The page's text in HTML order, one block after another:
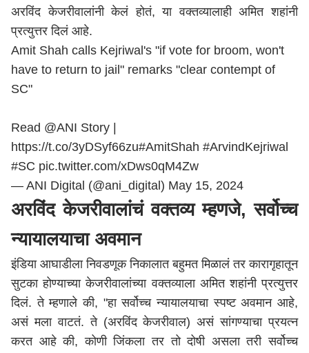
अरविंद केजरीवालांनी केलं होतं, या वक्तव्यालाही अमित शहांनी
प्रत्युत्तर दिलं आहे.
Amit Shah calls Kejriwal's "if vote for broom, won't
have to return to jail" remarks "clear contempt of
SC"
Read @ANI Story |
https://t.co/3yDSyf66zu#AmitShah #ArvindKejriwal
#SC pic.twitter.com/xDws0qM4Zw
— ANI Digital (@ani_digital) May 15, 2024
अरविंद केजरीवालांचं वक्तव्य म्हणजे, सर्वोच्च
न्यायालयाचा अवमान
इंडिया आघाडीला निवडणूक निकालात बहुमत मिळालं तर कारागृहातून
सुटका होण्याच्या केजरीवालांच्या वक्तव्याला अमित शहांनी प्रत्युत्तर
दिलं. ते म्हणाले की, "हा सर्वोच्च न्यायालयाचा स्पष्ट अवमान आहे,
असं मला वाटतं. ते (अरविंद केजरीवाल) असं सांगण्याचा प्रयत्न
करत आहे की, कोणी जिंकला तर तो दोषी असला तरी सर्वोच्च